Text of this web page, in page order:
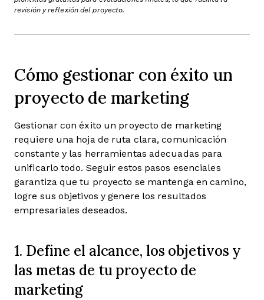
revisión y reflexión del proyecto.
Cómo gestionar con éxito un
proyecto de marketing
Gestionar con éxito un proyecto de marketing
requiere una hoja de ruta clara, comunicación
constante y las herramientas adecuadas para
unificarlo todo. Seguir estos pasos esenciales
garantiza que tu proyecto se mantenga en camino,
logre sus objetivos y genere los resultados
empresariales deseados.
1. Define el alcance, los objetivos y
las metas de tu proyecto de
marketing